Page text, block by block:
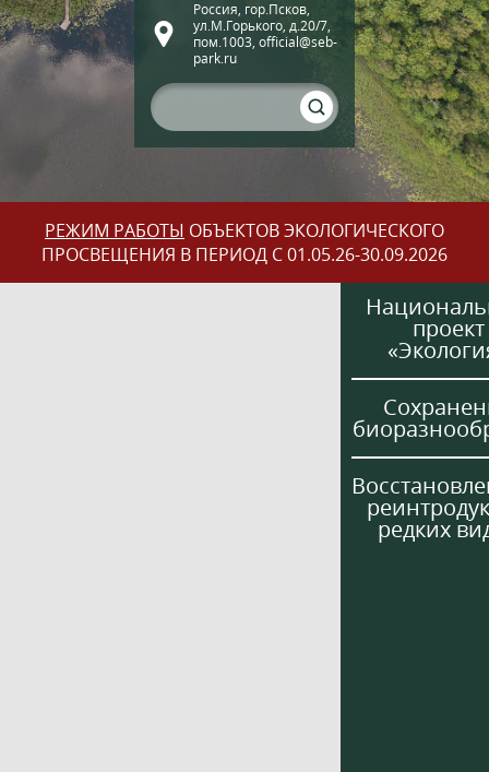
Россия, гор.Псков,
ул.М.Горького, д.20/7,
пом.1003, official@seb-
park.ru
РЕЖИМ РАБОТЫ ОБЪЕКТОВ ЭКОЛОГИЧЕСКОГО
ПРОСВЕЩЕНИЯ В ПЕРИОД С 01.05.26-30.09.2026
проект
редких